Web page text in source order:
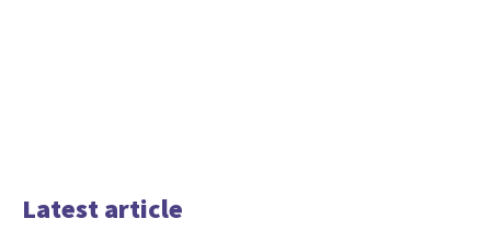
Latest article